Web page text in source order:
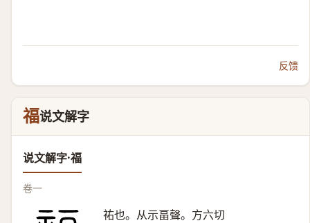
反馈
福说文解字
说文解字·福
卷一
祐也。从示畐聲。方六切